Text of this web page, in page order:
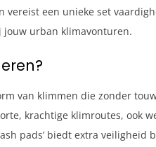
vereist een unieke set
jouw urban klimavonturen.
van klimmen die zonder
krachtige klimroutes, ook
pads’ biedt extra